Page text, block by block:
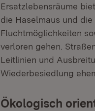
Ersatzlebensräume
die Haselmaus und
Fluchtmöglichkeiten
verloren gehen.
Leitlinien und
Wiederbesiedlung
Ökologisch